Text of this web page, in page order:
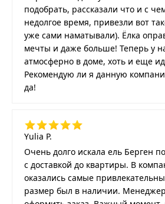
подобрать, рассказали что и с
недолгое время, привезли вот
уже сами наматывали). Ёлка
мечты и даже больше! Теперь у
атмосферно в доме, хоть и еще
Рекомендую ли я данную
да!
Yulia P.
Очень долго искала ель Берген
с доставкой до квартиры. В
оказались самые
размер был в наличии.